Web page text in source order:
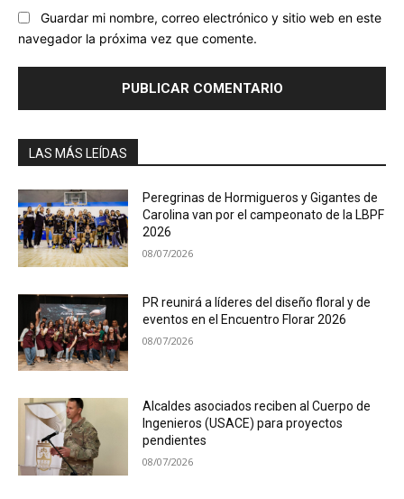
Guardar mi nombre, correo electrónico y sitio web en este
navegador la próxima vez que comente.
LAS MÁS LEÍDAS
Peregrinas de Hormigueros y Gigantes de
Carolina van por el campeonato de la LBPF
2026
08/07/2026
PR reunirá a líderes del diseño floral y de
eventos en el Encuentro Florar 2026
08/07/2026
Alcaldes asociados reciben al Cuerpo de
Ingenieros (USACE) para proyectos
pendientes
08/07/2026